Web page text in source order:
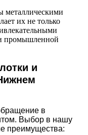
металлическими
их не только
промышленной
и
в
Выбор в нашу
преимущества: